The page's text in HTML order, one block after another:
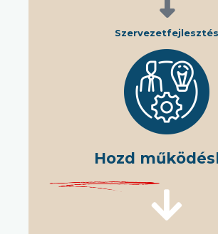
Szervezetfejlesztés
Hozd